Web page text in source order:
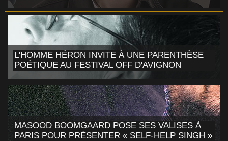
L'HOMME HÉRON INVITE À UNE PARENTHÈSE
POÉTIQUE AU FESTIVAL OFF D'AVIGNON
MASOOD BOOMGAARD POSE SES VALISES À
PARIS POUR PRÉSENTER « SELF-HELP SINGH »